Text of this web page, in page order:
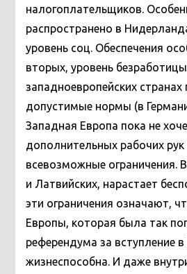
налогоплательщиков.
распространено в
уровень соц. Обеспечения
вторых, уровень
западноевропейских
допустимые нормы (в
Западная Европа пока не
дополнительных рабочих
всевозможные ограничения.
и Латвийских, нарастает
эти ограничения означают,
Европы, которая была так
референдума за вступление в
жизнеспособна. И даже